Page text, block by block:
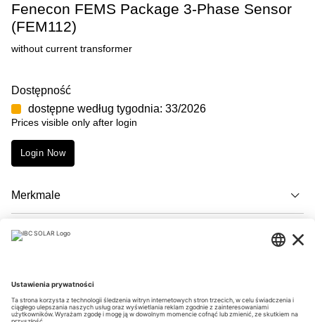
Fenecon FEMS Package 3-Phase Sensor
(FEM112)
without current transformer
Dostępność
dostępne według tygodnia: 33/2026
Prices visible only after login
Login Now
Merkmale
Opis
Downloads